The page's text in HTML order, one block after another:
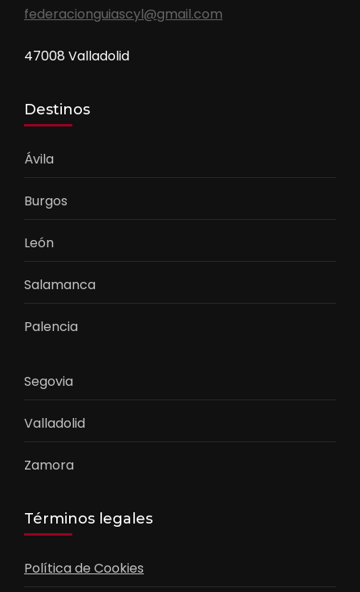
federacionguiascyl@gmail.com
47008 Valladolid
Destinos
Ávila
Burgos
León
Salamanca
Palencia
Segovia
Valladolid
Zamora
Términos legales
Política de Cookies